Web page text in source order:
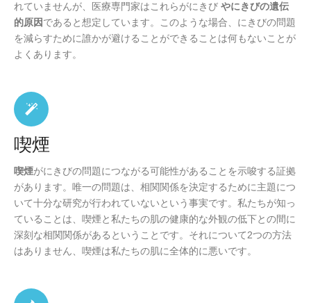
れていませんが、医療専門家はこれらがにきび やにきびの遺伝
的原因であると想定しています。このような場合、にきびの問題
を減らすために誰かが避けることができることは何もないことが
よくあります。
喫煙
喫煙がにきびの問題につながる可能性があることを示唆する証拠
があります。唯一の問題は、相関関係を決定するために主題につ
いて十分な研究が行われていないという事実です。私たちが知っ
ていることは、喫煙と私たちの肌の健康的な外観の低下との間に
深刻な相関関係があるということです。それについて2つの方法
はありません、喫煙は私たちの肌に全体的に悪いです。